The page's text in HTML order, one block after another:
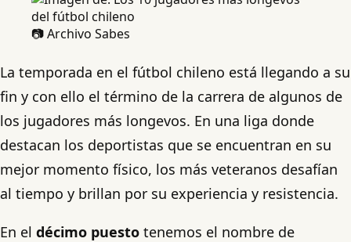
📷 Archivo Sabes
La temporada en el fútbol chileno está llegando a su
fin y con ello el término de la carrera de algunos de
los jugadores más longevos. En una liga donde
destacan los deportistas que se encuentran en su
mejor momento físico, los más veteranos desafían
al tiempo y brillan por su experiencia y resistencia.
En el décimo puesto tenemos el nombre de